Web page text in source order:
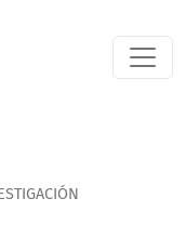
institucional y